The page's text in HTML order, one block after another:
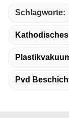
Schlagworte:
Pvd